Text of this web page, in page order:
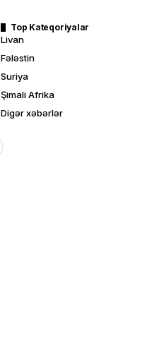
Top Kateqoriyalar
Livan
Fələstin
Suriya
Şimali Afrika
Digər xəbərlər